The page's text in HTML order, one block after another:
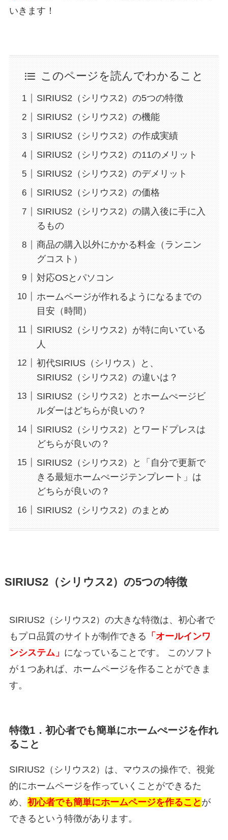
いきます！
このページを読んでわかること
SIRIUS2（シリウス2）の5つの特徴
SIRIUS2（シリウス2）の機能
SIRIUS2（シリウス2）の作成実績
SIRIUS2（シリウス2）の11のメリット
SIRIUS2（シリウス2）のデメリット
SIRIUS2（シリウス2）の価格
SIRIUS2（シリウス2）の購入後に手に入
るもの
商品の購入以外にかかる料金（ランニン
グコスト）
対応OSとパソコン
ホームページが作れるようになるまでの
目安（時間）
SIRIUS2（シリウス2）が特に向いている
人
初代SIRIUS（シリウス）と、
SIRIUS2（シリウス2）の違いは？
SIRIUS2（シリウス2）とホームぺージビ
ルダーはどちらが良いの？
SIRIUS2（シリウス2）とワードプレスは
どちらが良いの？
SIRIUS2（シリウス2）と「自分で更新で
きる最短ホームぺージテンプレート」は
どちらが良いの？
SIRIUS2（シリウス2）のまとめ
SIRIUS2（シリウス2）の5つの特徴
SIRIUS2（シリウス2）の大きな特徴は、初心者で
もプロ品質のサイトが制作できる 「オールインワ
ンシステム」 になっていることです。 このソフト
が１つあれば、ホームページを作ることができま
す。
特徴1．初心者でも簡単にホームぺージを作れ
ること
SIRIUS2（シリウス2）は、マウスの操作で、視覚
的にホームページを作っていくことができるた
め、 初心者でも簡単にホームページを作ること が
できるという特徴があります。